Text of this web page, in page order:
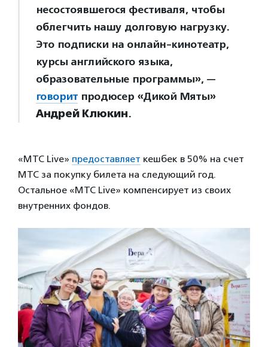
несостоявшегося фестиваля, чтобы
облегчить нашу долговую нагрузку.
Это подписки на онлайн-кинотеатр,
курсы английского языка,
образовательные программы», —
говорит продюсер «Дикой Мяты»
Андрей Клюкин.
«МТС Live» предоставляет кешбек в 50% на счет
МТС за покупку билета на следующий год.
Остальное «МТС Live» компенсирует из своих
внутренних фондов.